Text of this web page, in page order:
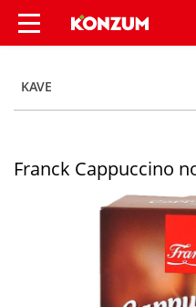
Franck
KAVE
Franck Cappuccino